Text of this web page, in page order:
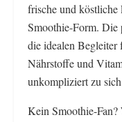
frische und
Smoothie-Form. Die
die idealen Begleiter
Nährstoffe und
unkompliziert zu
Kein Smoothie-Fan?